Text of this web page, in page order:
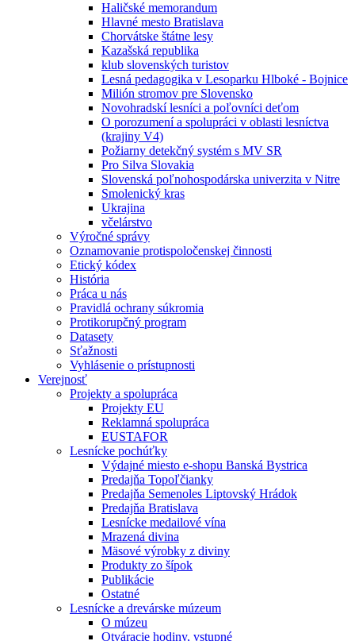
Haličské memorandum
Hlavné mesto Bratislava
Chorvátske štátne lesy
Kazašská republika
klub slovenských turistov
Lesná pedagogika v Lesoparku Hlboké - Bojnice
Milión stromov pre Slovensko
Novohradskí lesníci a poľovníci deťom
O porozumení a spolupráci v oblasti lesníctva
(krajiny V4)
Požiarny detekčný systém s MV SR
Pro Silva Slovakia
Slovenská poľnohospodárska univerzita v Nitre
Smolenický kras
Ukrajina
včelárstvo
Výročné správy
Oznamovanie protispoločenskej činnosti
Etický kódex
História
Práca u nás
Pravidlá ochrany súkromia
Protikorupčný program
Datasety
Sťažnosti
Vyhlásenie o prístupnosti
Verejnosť
Projekty a spolupráca
Projekty EU
Reklamná spolupráca
EUSTAFOR
Lesnícke pochúťky
Výdajné miesto e-shopu Banská Bystrica
Predajňa Topoľčianky
Predajňa Semenoles Liptovský Hrádok
Predajňa Bratislava
Lesnícke medailové vína
Mrazená divina
Mäsové výrobky z diviny
Produkty zo šípok
Publikácie
Ostatné
Lesnícke a drevárske múzeum
O múzeu
Otváracie hodiny, vstupné